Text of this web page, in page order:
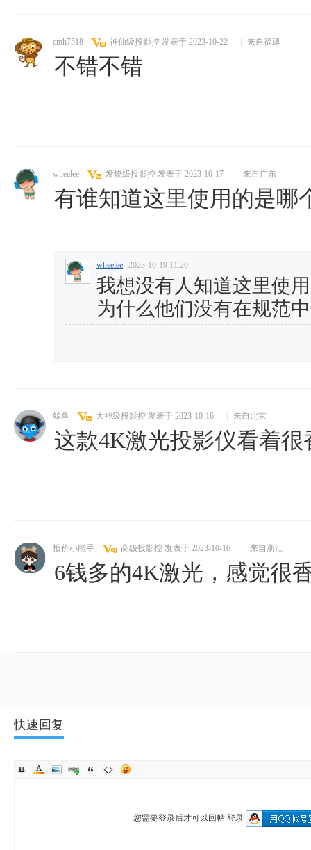
cmh7518 神仙级投影控 发表于 2023-10-22 来自福建
不错不错
wheelee 发烧级投影控 发表于 2023-10-17 来自广东
有谁知道这里使用的是哪
wheelee 2023-10-19 11:20
我想没有人知道这里使
为什么他们没有在规范
鲸鱼 大神级投影控 发表于 2023-10-16 来自北京
这款4K激光投影仪看着很
报价小能手 高级投影控 发表于 2023-10-16 来自浙江
6钱多的4K激光，感觉很
快速回复
您需要登录后才可以回帖 登录